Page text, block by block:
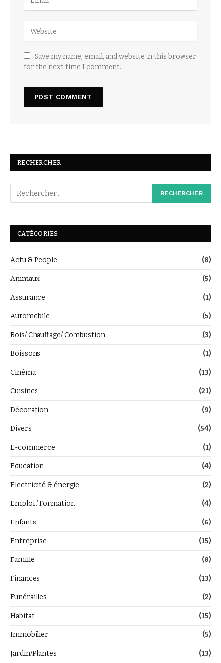
Save my name, email, and website in this browser
for the next time I comment.
RECHERCHER
CATÉGORIES
Actu & People (8)
Animaux (5)
Assurance (1)
Automobile (5)
Bois/ Chauffage/ Combustion (3)
Boissons (1)
Cinéma (13)
Cuisines (21)
Décoration (9)
Divers (54)
E-commerce (1)
Education (4)
Electricité & énergie (2)
Emploi / Formation (4)
Enfants (6)
Entreprise (15)
Famille (8)
Finances (13)
Funérailles (2)
Habitat (15)
Immobilier (5)
Jardin/Plantes (13)